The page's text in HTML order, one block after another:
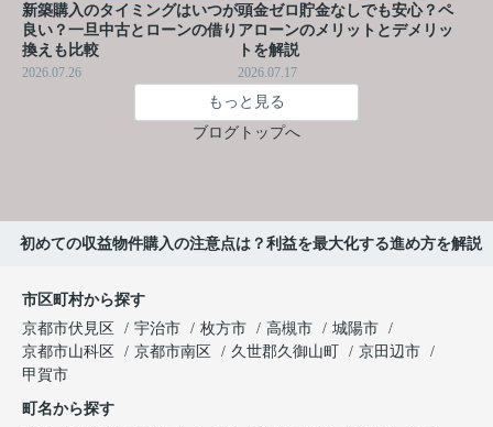
新築購入のタイミングはいつが
良い？一旦中古とローンの借り
換えも比較
2026.07.26
頭金ゼロ貯金なしでも安心？ペ
アローンのメリットとデメリッ
トを解説
2026.07.17
もっと見る
ブログトップへ
初めての収益物件購入の注意点は？利益を最大化する進め方を解説
市区町村から探す
京都市伏見区
宇治市 枚方市 高槻市
城陽市
京都市山科区
京都市南区 久世郡久御山町
京田辺市
甲賀市
町名から探す